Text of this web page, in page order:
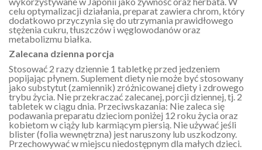
celu optymalizacji działania, preparat zawiera chrom, który
dodatkowo przyczynia się do utrzymania prawidłowego
stężenia cukru, tłuszczów i węglowodanów oraz
metabolizmu białka.
Zalecana dzienna porcja
Stosować 2 razy dziennie 1 tabletkę przed jedzeniem
popijając płynem. Suplement diety nie może być stosowany
jako substytut (zamiennik) zróżnicowanej diety i zdrowego
trybu życia. Nie przekraczać zalecanej, porcji dziennej, tj. 2
tabletek w ciągu dnia. Przeciwskazania: Nie zaleca się
podawania preparatu dzieciom poniżej 12 roku życia oraz
kobietom w ciąży lub karmiącym piersią. Nie używać jeśli
blister (folia wewnętrzna) jest naruszony lub uszkodzony.
Przechowywać w miejscu niedostępnym dla małych dzieci.